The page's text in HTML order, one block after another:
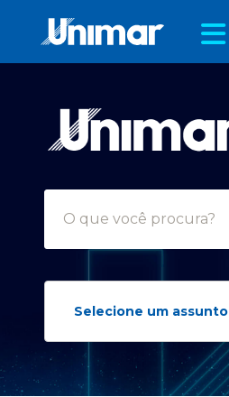
Selecione um assunto